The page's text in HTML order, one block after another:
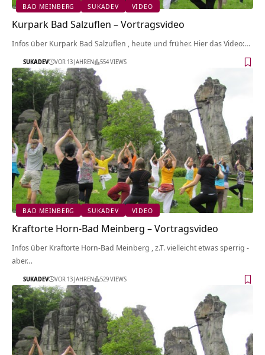
BAD MEINBERG SUKADEV VIDEO
Kurpark Bad Salzuflen‏‎ – Vortragsvideo
Infos über Kurpark Bad Salzuflen‏‎ , heute und früher. Hier das Video:…
SUKADEV VOR 13 JAHREN 554 VIEWS
BAD MEINBERG SUKADEV VIDEO
Kraftorte Horn-Bad Meinberg‏‎ – Vortragsvideo
Infos über Kraftorte Horn-Bad Meinberg‏‎ , z.T. vielleicht etwas sperrig -
aber…
SUKADEV VOR 13 JAHREN 529 VIEWS